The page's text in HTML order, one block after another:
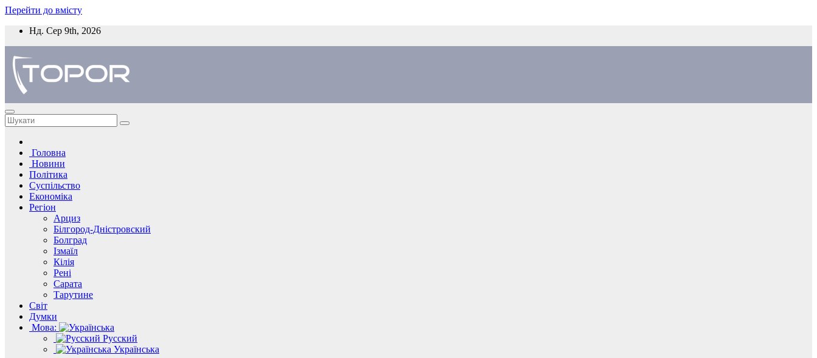
Перейти до вмісту
Нд. Сер 9th, 2026
Головна
Новини
Політика
Суспільство
Економіка
Регіон
Арциз
Білгород-Дністровский
Болград
Ізмаїл
Кілія
Рені
Сарата
Тарутине
Світ
Думки
Мова:
Русский
Українська